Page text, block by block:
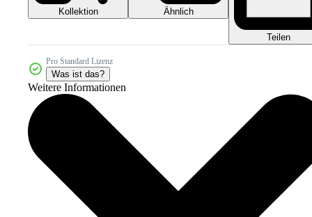
Kollektion Ähnlich
Teilen
Pro Standard Lizenz
Was ist das?
Weitere Informationen